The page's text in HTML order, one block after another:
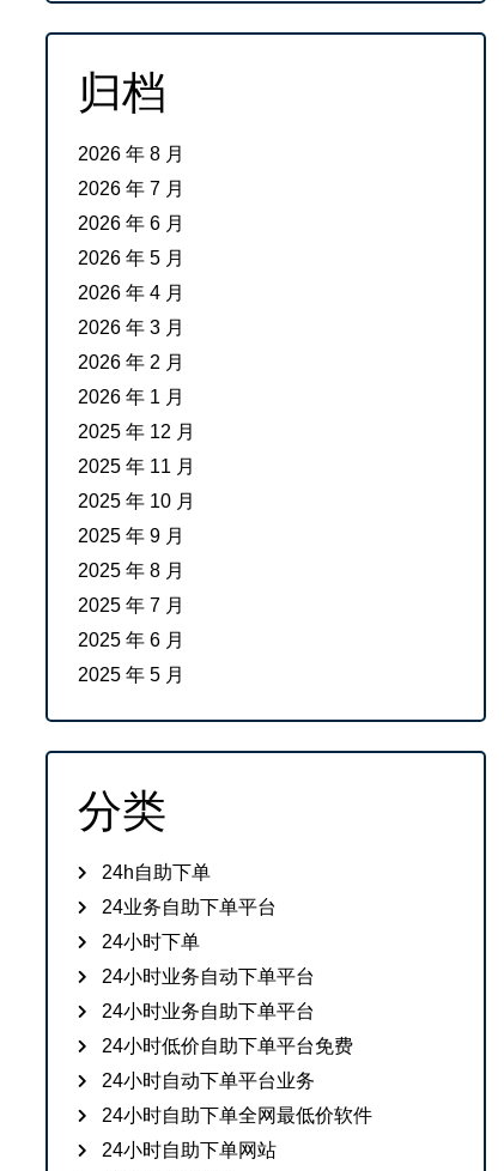
归档
2026 年 8 月
2026 年 7 月
2026 年 6 月
2026 年 5 月
2026 年 4 月
2026 年 3 月
2026 年 2 月
2026 年 1 月
2025 年 12 月
2025 年 11 月
2025 年 10 月
2025 年 9 月
2025 年 8 月
2025 年 7 月
2025 年 6 月
2025 年 5 月
分类
24h自助下单
24业务自助下单平台
24小时下单
24小时业务自动下单平台
24小时业务自助下单平台
24小时低价自助下单平台免费
24小时自动下单平台业务
24小时自助下单全网最低价软件
24小时自助下单网站